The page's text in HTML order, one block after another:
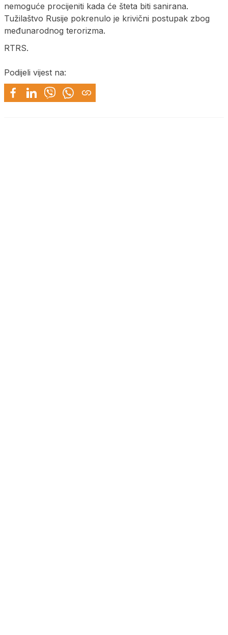
nemoguće procijeniti kada će šteta biti sanirana.
Tužilaštvo Rusije pokrenulo je krivični postupak zbog
međunarodnog terorizma.
RTRS.
Podijeli vijest na: